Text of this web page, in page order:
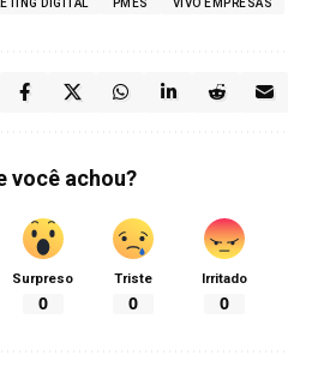
você achou?
Surpreso
0
Triste
0
Irritado
0